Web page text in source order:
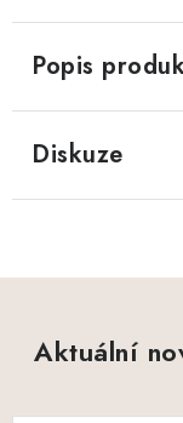
Popis
Diskuze
Aktuální